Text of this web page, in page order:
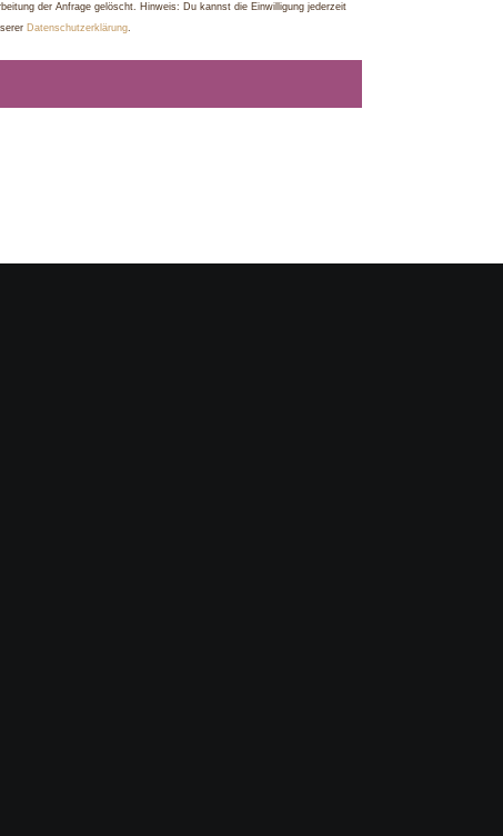
der Anfrage gelöscht. Hinweis: Du kannst die Einwilligung jederzeit
Datenschutzerklärung.